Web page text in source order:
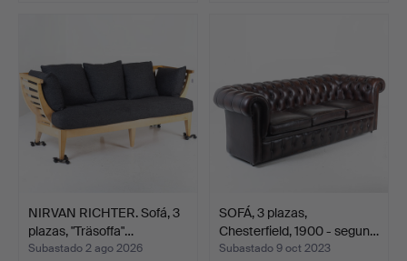
NIRVAN RICHTER. Sofá, 3
plazas, "Träsoffa"…
Subastado 2 ago 2026
SOFÁ, 3 plazas,
Chesterfield, 1900 - segun…
Subastado 9 oct 2023